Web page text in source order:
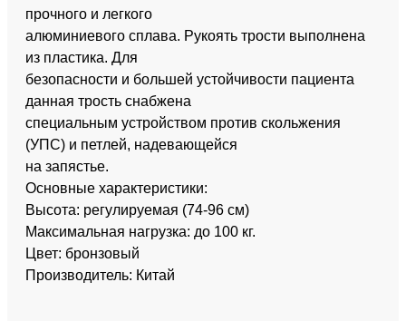
прочного и легкого
алюминиевого сплава. Рукоять трости выполнена
из пластика. Для
безопасности и большей устойчивости пациента
данная трость снабжена
специальным устройством против скольжения
(УПС) и петлей, надевающейся
на запястье.
Основные характеристики:
Высота: регулируемая (74-96 см)
Максимальная нагрузка: до 100 кг.
Цвет: бронзовый
Производитель: Китай